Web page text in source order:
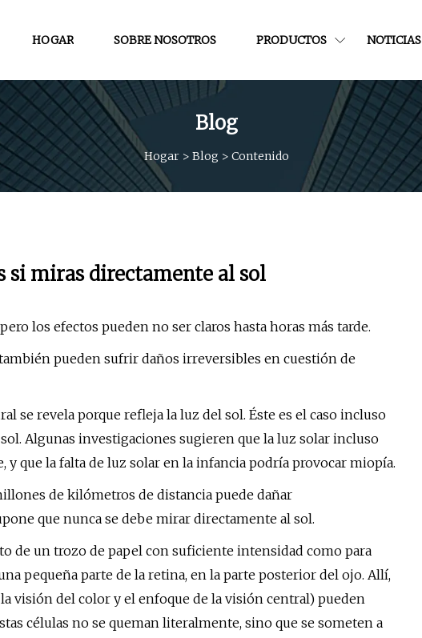
HOGAR SOBRE NOSOTROS PRODUCTOS NOTICIAS
Blog
Hogar> Blog > Contenido
si miras directamente al sol
los efectos pueden no ser claros hasta horas más tarde.
pueden sufrir daños irreversibles en cuestión de
se revela porque refleja la luz del sol. Éste es el caso incluso
Algunas investigaciones sugieren que la luz solar incluso
y que la falta de luz solar en la infancia podría provocar miopía.
de kilómetros de distancia puede dañar
que nunca se debe mirar directamente al sol.
de un trozo de papel con suficiente intensidad como para
pequeña parte de la retina, en la parte posterior del ojo. Allí,
visión del color y el enfoque de la visión central) pueden
células no se queman literalmente, sino que se someten a